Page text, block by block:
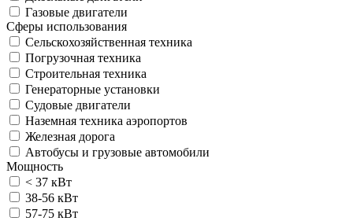
Газовые двигатели
Сферы использования
Сельскохозяйственная техника
Погрузочная техника
Строительная техника
Генераторные установки
Судовые двигатели
Наземная техника аэропортов
Железная дорога
Автобусы и грузовые автомобили
Мощность
< 37 кВт
38-56 кВт
57-75 кВт